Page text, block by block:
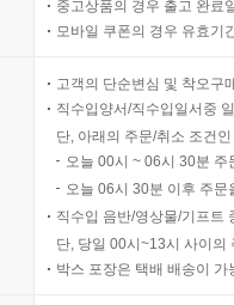
중고상품의 경우 출고 완료
모바일 쿠폰의 경우 유효기
고객의 단순변심 및 착오구
직수입양서/직수입일서중
단, 아래의 주문/취소 조건
오늘 00시 ~ 06시 30분
오늘 06시 30분 이후 주
직수입 음반/영상물/기프트
단, 당일 00시~13시 사이의
박스 포장은 택배 배송이